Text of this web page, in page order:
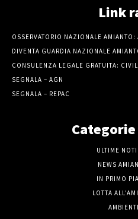
Link
OSSERVATORIO NAZIONALE AMIANTO:
DIVENTA GUARDIA NAZIONALE
CONSULENZA LEGALE GRATUITA:
SEGNALA – AGN
SEGNALA – REPAC
ULTIME
NEWS
IN PRIMO
LOTTA